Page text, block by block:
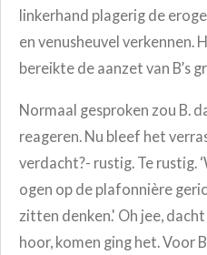
linkerhand plagerig de
en venusheuvel verkennen.
bereikte de aanzet van B’s
Normaal gesproken zou B.
reageren. Nu bleef het
verdacht?- rustig. Te rustig.
ogen op de plafonnière
zitten denken.' Oh jee,
hoor, komen ging het. Voor